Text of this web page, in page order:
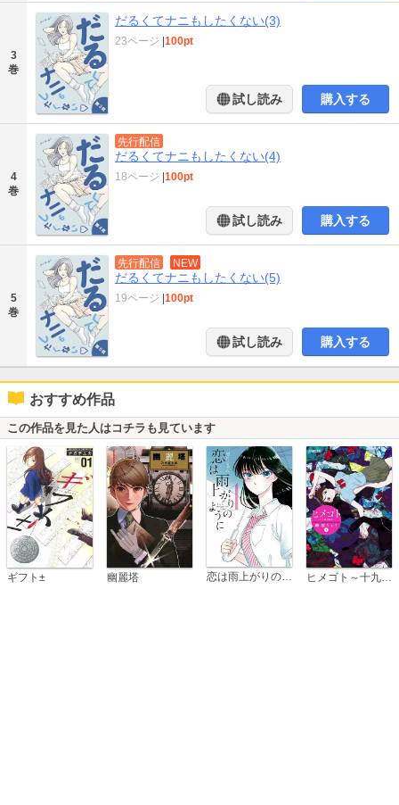
3
巻
だるくてナニもしたくない(3)
23ページ |100pt
試し読み 購入する
4
巻
先行配信
だるくてナニもしたくない(4)
18ページ 100pt
試し読み 購入する
5
巻
先行配信 NEW
だるくてナニもしたくない(5)
19ページ 100pt
試し読み 購入する
おすすめ作品
この作品を見た人はコチラも見ています
ギフト± 幽麗塔 恋は雨上がりのように